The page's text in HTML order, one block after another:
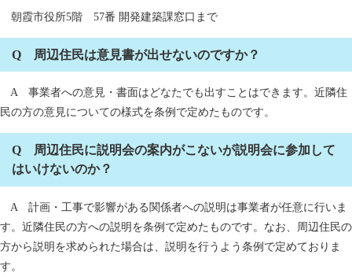
朝霞市役所5階 57番 開発建築課窓口まで
Q 周辺住民は意見書が出せないのですか？
A 事業者への意見・書面はどなたでも出すことはできます。近隣住
民の方の意見についての様式を条例で定めたものです。
Q 周辺住民に説明会の案内がこないが説明会に参加して
はいけないのか？
A 計画・工事で影響がある関係者への説明は事業者が任意に行いま
す。近隣住民の方への説明を条例で定めたものです。なお、周辺住民の
方から説明を求められた場合は、説明を行うよう条例で定めておりま
す。